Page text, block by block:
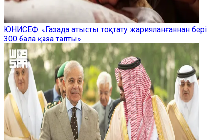
ЮНИСЕФ: «Газада атысты тоқтату жарияланғаннан бері
300 бала қаза тапты»